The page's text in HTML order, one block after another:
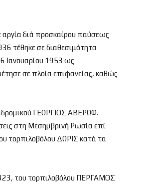
διά προσκαίρου παύσεως
τέθηκε σε διαθεσιμότητα
Ιανουαρίου 1953 ως
σε πλοία επιφανείας, καθώς
ΓΕΩΡΓΙΟΣ ΑΒΕΡΩΦ.
στη Μεσημβρινή Ρωσία επί
τορπιλοβόλου ΔΩΡΙΣ κατά τα
του τορπιλοβόλου ΠΕΡΓΑΜΟΣ